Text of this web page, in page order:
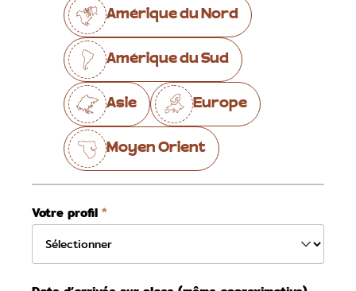
Amérique du Nord
Amérique du Sud
Asie Europe
Moyen Orient
Votre profil